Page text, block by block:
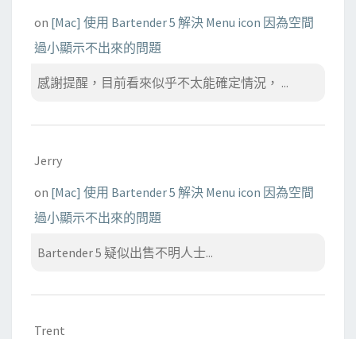
on [Mac] 使用 Bartender 5 解決 Menu icon 因為空間
過小顯示不出來的問題
感謝提醒，目前看來似乎不太能確定情況， ...
Jerry
on [Mac] 使用 Bartender 5 解決 Menu icon 因為空間
過小顯示不出來的問題
Bartender 5 疑似出售不明人士...
Trent